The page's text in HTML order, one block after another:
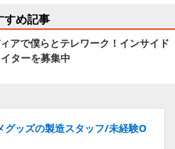
すめ記事
アで僕らとテレワーク！インサイド
ターを募集中
グッズの製造スタッフ/未経験O